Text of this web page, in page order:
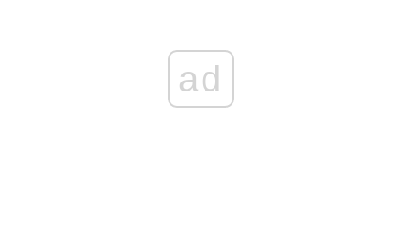
ad